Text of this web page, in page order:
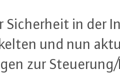
Si­cher­heit in der
und nun
zur